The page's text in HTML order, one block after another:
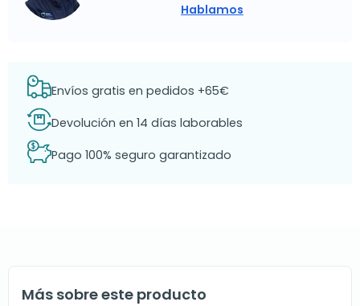
Hablamos
Envíos gratis en pedidos +65€
Devolución en 14 días laborables
Pago 100% seguro garantizado
Más sobre este producto